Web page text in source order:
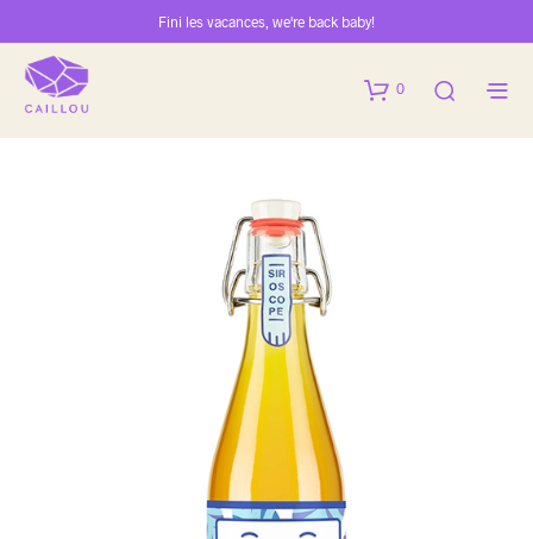
Fini les vacances, we're back baby!
0